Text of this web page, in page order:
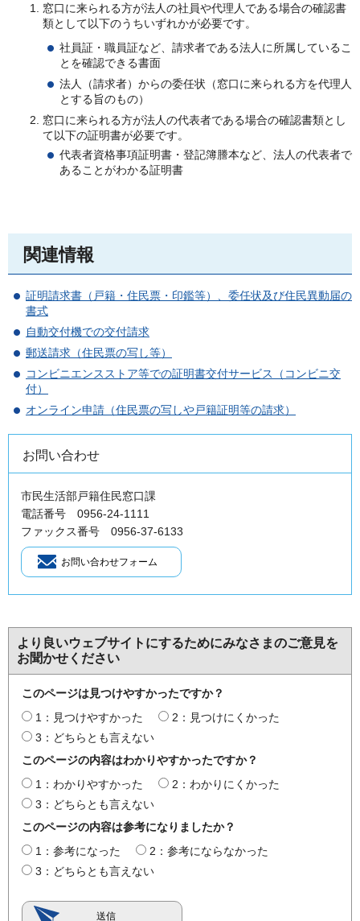
窓口に来られる方が法人の社員や代理人である場合の確認書
類として以下のうちいずれかが必要です。
社員証・職員証など、請求者である法人に所属しているこ
とを確認できる書面
法人（請求者）からの委任状（窓口に来られる方を代理人
とする旨のもの）
窓口に来られる方が法人の代表者である場合の確認書類とし
て以下の証明書が必要です。
代表者資格事項証明書・登記簿謄本など、法人の代表者で
あることがわかる証明書
関連情報
証明請求書（戸籍・住民票・印鑑等）、委任状及び住民異動届の
書式
自動交付機での交付請求
郵送請求（住民票の写し等）
コンビニエンスストア等での証明書交付サービス（コンビニ交
付）
オンライン申請（住民票の写しや戸籍証明等の請求）
お問い合わせ
市民生活部戸籍住民窓口課
電話番号 0956-24-1111
ファックス番号 0956-37-6133
より良いウェブサイトにするためにみなさまのご意見を
お聞かせください
このページは見つけやすかったですか？
1：見つけやすかった
2：見つけにくかった
3：どちらとも言えない
このページの内容はわかりやすかったですか？
1：わかりやすかった
2：わかりにくかった
3：どちらとも言えない
このページの内容は参考になりましたか？
1：参考になった
2：参考にならなかった
3：どちらとも言えない